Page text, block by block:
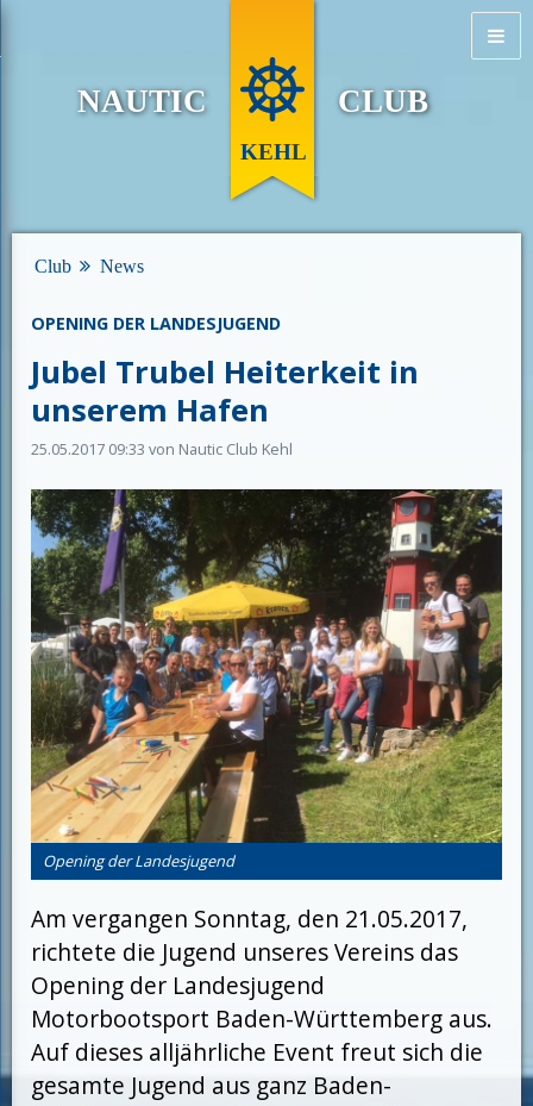
NAUTIC
KEHL
CLUB
Club News
OPENING DER LANDESJUGEND
Jubel Trubel Heiterkeit in
unserem Hafen
25.05.2017 09:33 von Nautic Club Kehl
Opening der Landesjugend
Am vergangen Sonntag, den 21.05.2017,
richtete die Jugend unseres Vereins das
Opening der Landesjugend
Motorbootsport Baden-Württemberg aus.
Auf dieses alljährliche Event freut sich die
gesamte Jugend aus ganz Baden-